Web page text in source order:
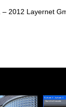
2012 Layernet